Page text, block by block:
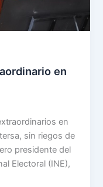
en
en
sin riegos de
presidente del
Electoral (INE),